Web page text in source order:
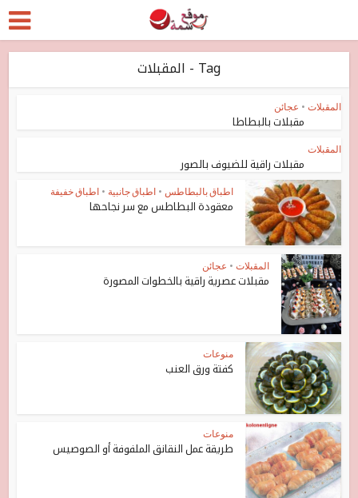
Tag - المقبلات
المقبلات • عجائن
مقبلات بالبطاطا
المقبلات
مقبلات راقية للضيوف بالصور
اطباق بالبطاطس • اطباق جانبية • اطباق خفيفة
معقودة البطاطس مع سر نجاحها
المقبلات • عجائن
مقبلات عصرية راقية بالخطوات المصورة
منوعات
كفتة ورق العنب
منوعات
طريقة عمل النقانق الملفوفة أو الصوصيس